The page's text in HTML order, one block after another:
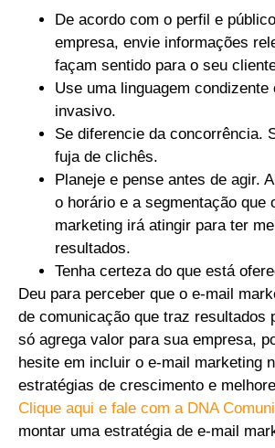
De acordo com o perfil e
empresa, envie informações
façam sentido para o seu
Use uma linguagem condizente
invasivo.
Se diferencie da concorrência.
fuja de clichês.
Planeje e pense antes de agir.
o horário e a segmentação que
marketing irá atingir para ter
resultados.
Tenha certeza do que está
Deu para perceber que o e-mail
de comunicação que traz resultados
só agrega valor para sua empresa,
hesite em incluir o e-mail marketing
estratégias de crescimento e
Clique aqui e fale com a DNA
montar uma estratégia de e-mail